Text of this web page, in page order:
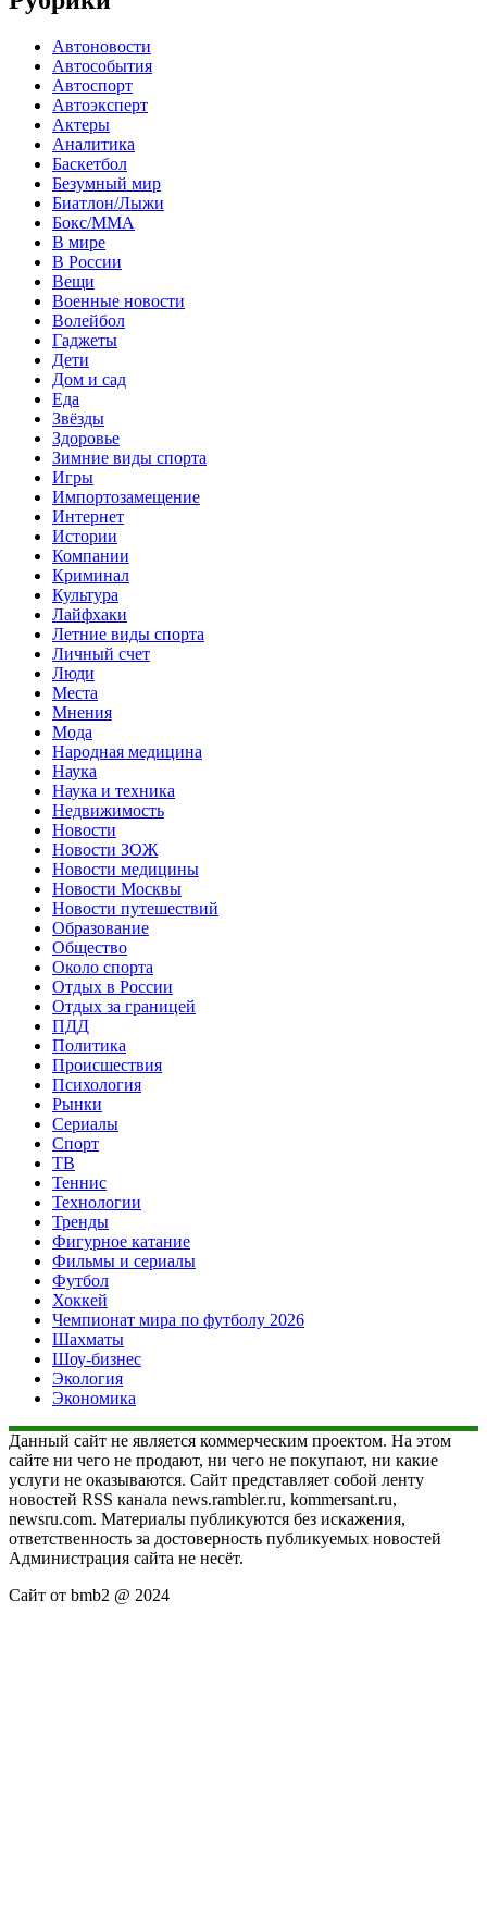
Автоновости
Автособытия
Автоспорт
Автоэксперт
Актеры
Аналитика
Баскетбол
Безумный мир
Биатлон/Лыжи
Бокс/MMA
В мире
В России
Вещи
Военные новости
Волейбол
Гаджеты
Дети
Дом и сад
Еда
Звёзды
Здоровье
Зимние виды спорта
Игры
Импортозамещение
Интернет
Истории
Компании
Криминал
Культура
Лайфхаки
Летние виды спорта
Личный счет
Люди
Места
Мнения
Мода
Народная медицина
Наука
Наука и техника
Недвижимость
Новости
Новости ЗОЖ
Новости медицины
Новости Москвы
Новости путешествий
Образование
Общество
Около спорта
Отдых в России
Отдых за границей
ПДД
Политика
Происшествия
Психология
Рынки
Сериалы
Спорт
ТВ
Теннис
Технологии
Тренды
Фигурное катание
Фильмы и сериалы
Футбол
Хоккей
Чемпионат мира по футболу 2026
Шахматы
Шоу-бизнес
Экология
Экономика
Данный сайт не является коммерческим проектом. На этом
сайте ни чего не продают, ни чего не покупают, ни какие
услуги не оказываются. Сайт представляет собой ленту
новостей RSS канала news.rambler.ru, kommersant.ru,
newsru.com. Материалы публикуются без искажения,
ответственность за достоверность публикуемых новостей
Администрация сайта не несёт.
Сайт от bmb2 @ 2024